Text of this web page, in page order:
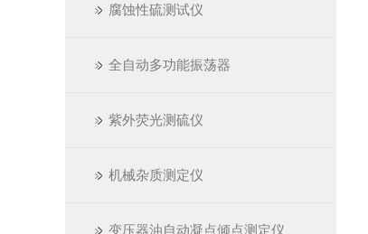
腐蚀性硫测试仪
全自动多功能振荡器
紫外荧光测硫仪
机械杂质测定仪
变压器油自动凝点倾点测定仪